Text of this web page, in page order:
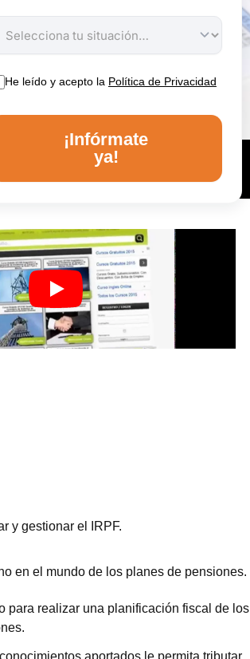
He leído y acepto la Política de Privacidad
¡Infórmate
ya!
y gestionar el IRPF.
en el mundo de los planes de pensiones.
para realizar una planificación fiscal de los
aportados le permita tributar